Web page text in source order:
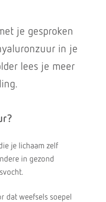
je gesproken
in je
lees je meer
je lichaam zelf
in gezond
dat weefsels soepel